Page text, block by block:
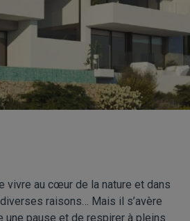
vivre au cœur de la nature et dans
raisons… Mais il s’avère
pause et de respirer à pleins